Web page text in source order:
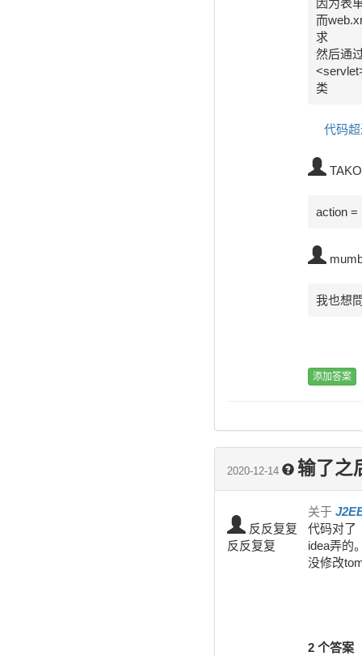
因为表
而
求
然后通
类
代码
TAKO
action =
我也想
2020-12-14 输了之
反反复复
反反复复
关于
代码对了
idea弄的
没修改
2 个答案